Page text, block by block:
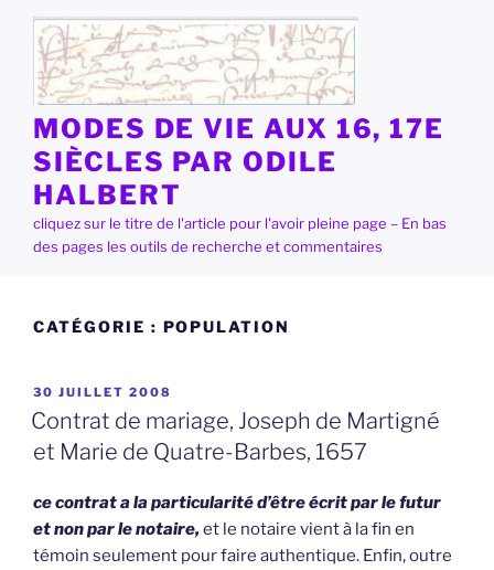
contenu
principal
MODES DE VIE AUX 16, 17E
SIÈCLES PAR ODILE
HALBERT
cliquez sur le titre de l'article pour l'avoir pleine page – En bas
des pages les outils de recherche et commentaires
CATÉGORIE : POPULATION
PUBLIÉ
LE
30 JUILLET 2008
Contrat de mariage, Joseph de Martigné
et Marie de Quatre-Barbes, 1657
ce contrat a la particularité d’être écrit par le futur
et non par le notaire,et le notaire vient à la fin en
témoin seulement pour faire authentique. Enfin, outre